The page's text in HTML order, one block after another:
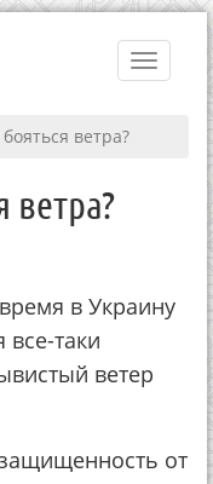
Toggle
ветра?
ветра?
в Украину
таки
ветер
от